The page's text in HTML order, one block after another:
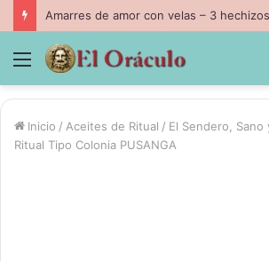
Menú
Inicio / Aceites de Ritual / El Sendero, Sano
Ritual Tipo Colonia PUSANGA